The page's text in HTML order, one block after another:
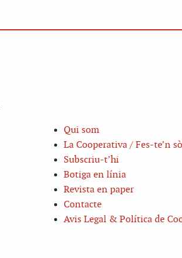
Qui som
La Cooperativa / Fes-te’n
Subscriu-t’hi
Botiga en línia
Revista en paper
Contacte
Avis Legal & Política de